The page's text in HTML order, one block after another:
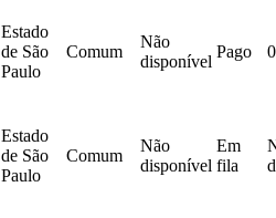
Estado
de São
Paulo
Comum
Não
disponível
Pago
Estado
de São
Paulo
Comum
Não
disponível
Em
fila